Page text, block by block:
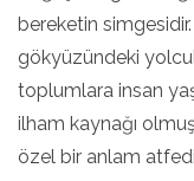
bereketin simgesidir.
gökyüzündeki
toplumlara insan
ilham kaynağı
özel bir anlam